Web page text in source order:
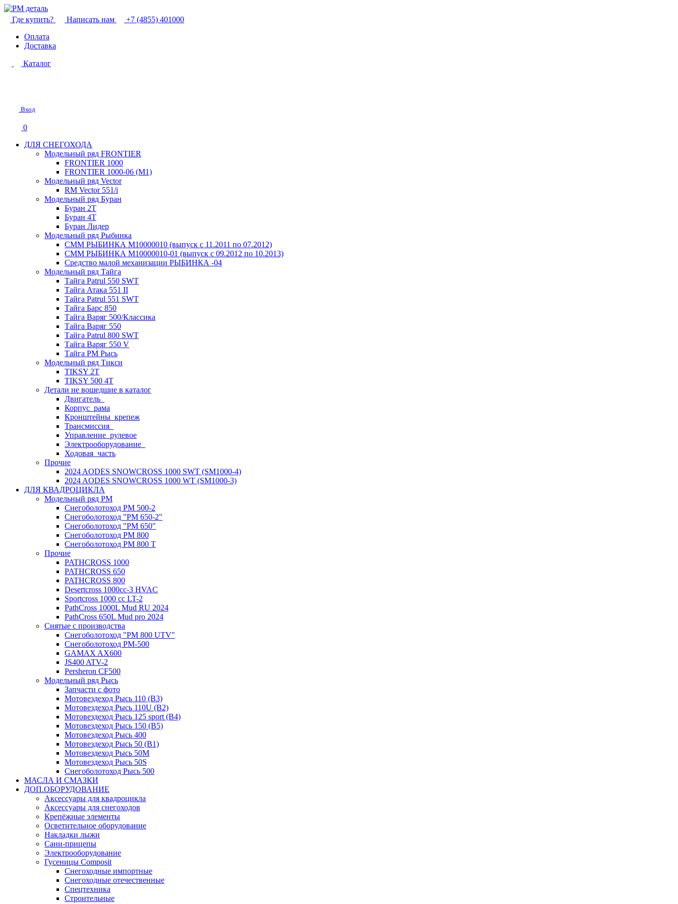
Где купить? Написать нам
+7 (4855) 401000
Оплата
Доставка
Каталог
Вход
0
ДЛЯ СНЕГОХОДА
Модельный ряд FRONTIER
FRONTIER 1000
FRONTIER 1000-06 (М1)
Модельный ряд Vector
RM Vector 551/i
Модельный ряд Буран
Буран 2Т
Буран 4Т
Буран Лидер
Модельный ряд Рыбинка
СММ РЫБИНКА M10000010 (выпуск с 11.2011 по 07.2012)
СММ РЫБИНКА M10000010-01 (выпуск с 09.2012 по 10.2013)
Средство малой механизации РЫБИНКА -04
Модельный ряд Тайга
Тайга Patrul 550 SWT
Тайга Атака 551 II
Тайга Patrul 551 SWT
Тайга Барс 850
Тайга Варяг 500/Классика
Тайга Варяг 550
Тайга Patrul 800 SWT
Тайга Варяг 550 V
Тайга РМ Рысь
Модельный ряд Тикси
TIKSY 2T
TIKSY 500 4T
Детали не вошедшие в каталог
Двигатель_
Корпус_рама
Кронштейны_крепеж
Трансмиссия_
Управление_рулевое
Электрооборудование_
Ходовая_часть
Прочие
2024 AODES SNOWCROSS 1000 SWT (SM1000-4)
2024 AODES SNOWCROSS 1000 WT (SM1000-3)
ДЛЯ КВАДРОЦИКЛА
Модельный ряд РМ
Снегоболотоход РМ 500-2
Снегоболотоход "РМ 650-2"
Снегоболотоход "РМ 650"
Снегоболотоход РМ 800
Снегоболотоход РМ 800 Т
Прочие
PATHCROSS 1000
PATHCROSS 650
PATHCROSS 800
Desertcross 1000cc-3 HVAC
Sportcross 1000 cc LT-2
PathCross 1000L Mud RU 2024
PathCross 650L Mud pro 2024
Снятые с производства
Снегоболотоход "РМ 800 UTV"
Снегоболотоход РМ-500
GAMAX AX600
JS400 ATV-2
Persheron CF500
Модельный ряд Рысь
Запчасти с фото
Мотовездеход Рысь 110 (B3)
Мотовездеход Рысь 110U (B2)
Мотовездеход Рысь 125 sport (B4)
Мотовездеход Рысь 150 (B5)
Мотовездеход Рысь 400
Мотовездеход Рысь 50 (B1)
Мотовездеход Рысь 50M
Мотовездеход Рысь 50S
Снегоболотоход Рысь 500
МАСЛА И СМАЗКИ
ДОП.ОБОРУДОВАНИЕ
Аксессуары для квадроцикла
Аксессуары для снегоходов
Крепёжные элементы
Осветительное оборудование
Накладки лыжи
Сани-прицепы
Электрооборудование
Гусеницы Composit
Снегоходные импортные
Снегоходные отечественные
Спецтехника
Строительные